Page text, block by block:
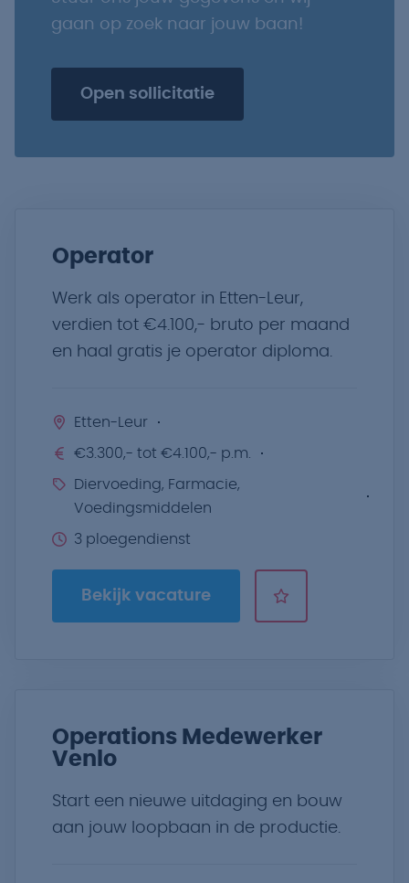
gaan op zoek naar jouw baan!
Open sollicitatie
Operator
Werk als operator in Etten-Leur,
verdien tot €4.100,- bruto per maand
en haal gratis je operator diploma.
Etten-Leur
€3.300,- tot €4.100,- p.m.
Diervoeding, Farmacie,
Voedingsmiddelen
3 ploegendienst
Bekijk vacature
Operations Medewerker
Venlo
Start een nieuwe uitdaging en bouw
aan jouw loopbaan in de productie.